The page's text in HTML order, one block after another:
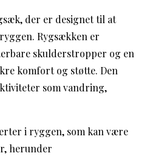
der er designet til at
Rygsækken er
skulderstropper og en
komfort og støtte. Den
som vandring,
i ryggen, som kan være
herunder